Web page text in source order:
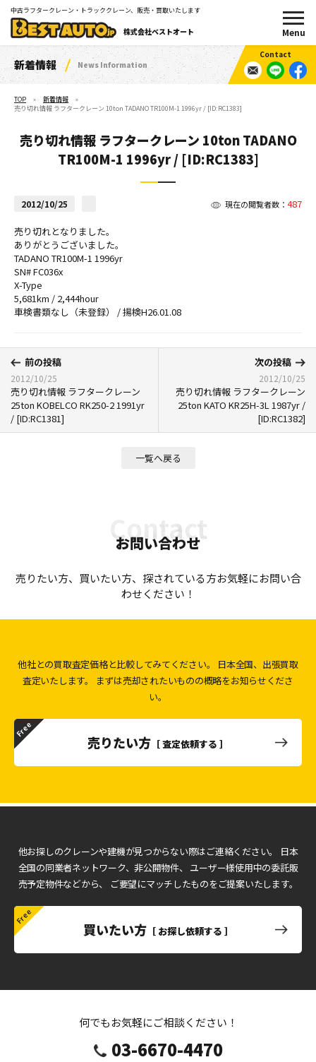
中古ラフタークレーン・トラッククレーン、販売・買取いたします
株式会社ベストオート
新着情報 News Information
TOP
新着情報
売り切れ情報 ラフタークレーン 10ton TADANO TR100M-1 1996yr / [ID:RC1383]
売り切れ情報 ラフタークレーン 10ton TADANO
TR100M-1 1996yr / [ID:RC1383]
現在の閲覧者数： 487
2012/10/25
売り切れとなりました。
ありがとうございました。
TADANO TR100M-1 1996yr
SN# FC036x
X-Type
5,681km / 2,444hour
車検書類なし（未登録） / 揚検H26.01.08
前の投稿
2012/10/25
売り切れ情報 ラフタークレーン
25ton KOBELCO RK250-2 1991yr
/ [ID:RC1381]
次の投稿
2012/10/25
売り切れ情報 ラフタークレーン
25ton KATO KR25H-3L 1987yr /
[ID:RC1382]
一覧へ戻る
お問い合わせ
売りたい方、買いたい方、探されている方お気軽にお問い合
わせください！
他社との買取査定価格と比較してみてください。
日本全国、出張買取
査定いたします。
まずは売却されたいものの概略をお知らせくださ
い。
売りたい方 ［ 査定依頼する ］
他お探しのクレーンや建機が見つからない際はご連絡ください。
日本
全国の同業者ネットワーク、非公開物件、 ユーザー様使用中の委託販
売予定物件などから、
ご要望にマッチしたものをご提案いたします。
買いたい方［ お探し依頼する ］
何でもお気軽にご相談ください！
03-6670-4470